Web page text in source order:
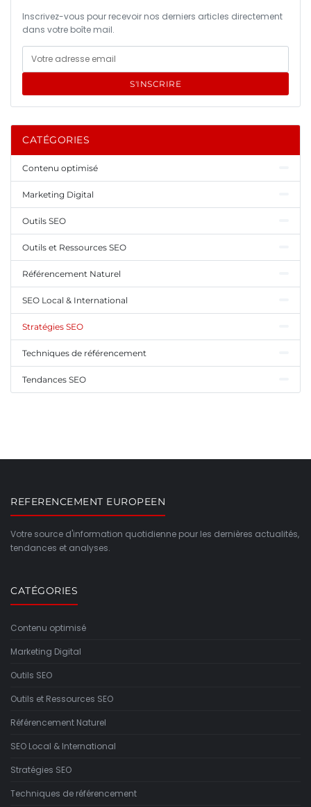
Inscrivez-vous pour recevoir nos derniers articles directement
dans votre boîte mail.
S'INSCRIRE
CATÉGORIES
Contenu optimisé
Marketing Digital
Outils SEO
Outils et Ressources SEO
Référencement Naturel
SEO Local & International
Stratégies SEO
Techniques de référencement
Tendances SEO
REFERENCEMENT EUROPEEN
Votre source d'information quotidienne pour les dernières actualités,
tendances et analyses.
CATÉGORIES
Contenu optimisé
Marketing Digital
Outils SEO
Outils et Ressources SEO
Référencement Naturel
SEO Local & International
Stratégies SEO
Techniques de référencement